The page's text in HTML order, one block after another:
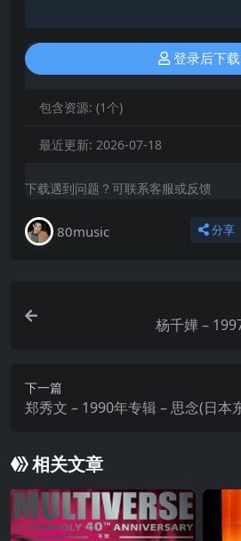
登录后下载
包含资源: (1个)
最近更新: 2026-07-18
下载遇到问题？可联系客服或反馈
80music 分享
下一篇
相关文章